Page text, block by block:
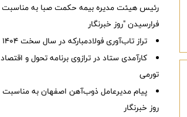
رئیس هیئت مدیره بیمه حکمت صبا به مناسبت
فرارسیدن "روز خبرنگار
تراز تاب‌آوری فولادمبارکه در سال سخت ۱۴۰۴
کارآمدی ستاد در ترازوی برنامه تحول و اقتصاد
تورمی
پیام مدیرعامل ذوب‌آهن اصفهان به مناسبت
روز خبرنگار